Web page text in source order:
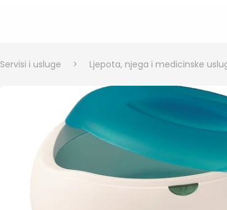
Servisi i usluge > Ljepota, njega i medicinske